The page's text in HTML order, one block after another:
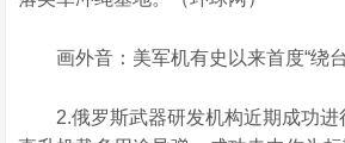
画外音：美军机有史以来首度“绕台
2.俄罗斯武器研发机构近期成功进